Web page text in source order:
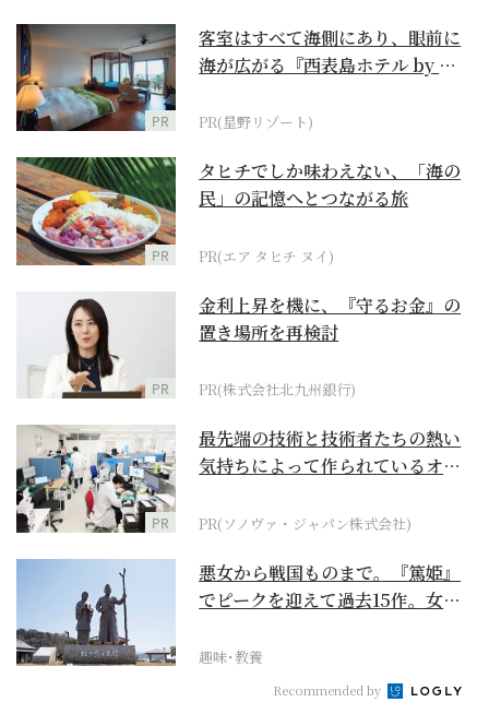
PR
客室はすべて海側にあり、眼前に
海が広がる『西表島ホテル by 星
PR(星野リゾート)
PR
タヒチでしか味わえない、「海の
民」の記憶へとつながる旅
PR(エア タヒチ ヌイ)
PR
金利上昇を機に、『守るお金』の
置き場所を再検討
PR(株式会社北九州銀行)
PR
最先端の技術と技術者たちの熱い
気持ちによって作られているオー
PR(ソノヴァ・ジャパン株式会社)
悪女から戦国ものまで。『篤姫』
でピークを迎えて過去15作。女性
趣味･教養
Recommended by